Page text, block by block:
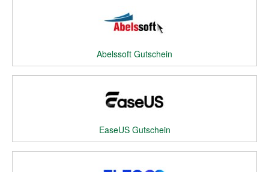
Abelssoft Gutschein
EaseUS Gutschein